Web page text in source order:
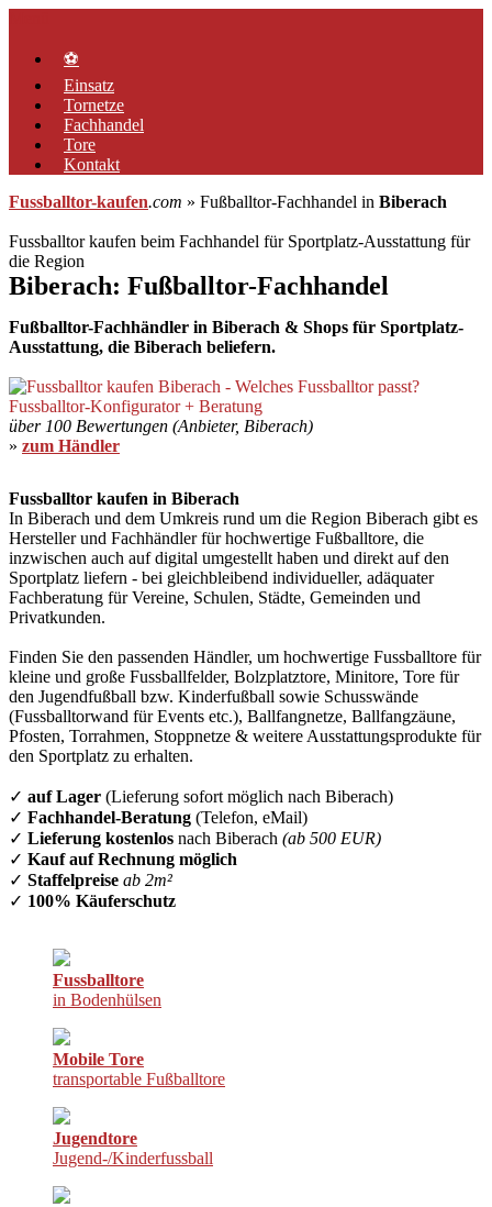
springen⚽
Einsatz
Tornetze
Fachhandel
Tore
Kontakt
Fussballtor-kaufen.com » Fußballtor-Fachhandel in Biberach
Fussballtor kaufen beim Fachhandel für Sportplatz-Ausstattung für
die Region
Biberach: Fußballtor-Fachhandel
Fußballtor-Fachhändler in Biberach & Shops für Sportplatz-
Ausstattung, die Biberach beliefern.
über 100 Bewertungen (Anbieter, Biberach)
» zum Händler
Fussballtor kaufen in Biberach
In Biberach und dem Umkreis rund um die Region Biberach gibt es
Hersteller und Fachhändler für hochwertige Fußballtore, die
inzwischen auch auf digital umgestellt haben und direkt auf den
Sportplatz liefern - bei gleichbleibend individueller, adäquater
Fachberatung für Vereine, Schulen, Städte, Gemeinden und
Privatkunden.
Finden Sie den passenden Händler, um hochwertige Fussballtore für
kleine und große Fussballfelder, Bolzplatztore, Minitore, Tore für
den Jugendfußball bzw. Kinderfußball sowie Schusswände
(Fussballtorwand für Events etc.), Ballfangnetze, Ballfangzäune,
Pfosten, Torrahmen, Stoppnetze & weitere Ausstattungsprodukte für
den Sportplatz zu erhalten.
✓ auf Lager (Lieferung sofort möglich nach Biberach)
✓ Fachhandel-Beratung (Telefon, eMail)
✓ Lieferung kostenlos nach Biberach (ab 500 EUR)
✓ Kauf auf Rechnung möglich
✓ Staffelpreise ab 2m²
✓ 100% Käuferschutz
Fussballtore
in Bodenhülsen
Mobile Tore
transportable Fußballtore
Jugendtore
Jugend-/Kinderfussball